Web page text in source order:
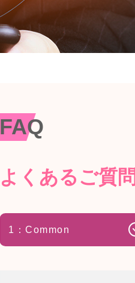
FAQ
よくあるご質問
1：Common